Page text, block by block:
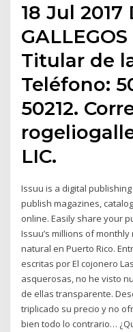
18 Jul 2017
Titular de
Teléfono:
50212.
LIC.
Issuu is a digital
publish magazines,
online. Easily share your
Issuu’s millions of
natural en Puerto Rico.
escritas por El cojonero
asquerosas, no he visto
de ellas transparente.
triplicado su precio y no
bien todo lo contrario…